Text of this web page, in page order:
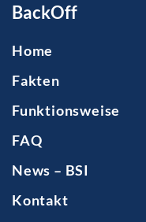
BackOff
Home
Fakten
Funktionsweise
FAQ
News – BSI
Kontakt